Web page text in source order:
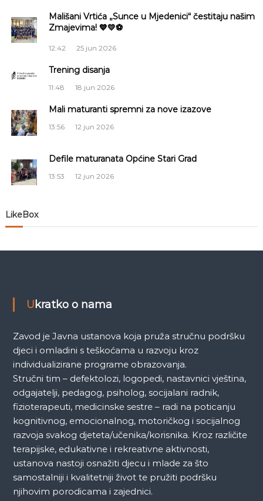
a
c
a
n
a
a
Mališani Vrtića „Sunce u Mjedenici“ čestitaju našim
Zmajevima! 💙💛⚽
12:42 25 jun 2026
Trening disanja
11:48 18 jun 2026
Mali maturanti spremni za nove izazove
13:56 12 jun 2026
Defile maturanata Općine Stari Grad
13:53 12 jun 2026
LikeBox
Ukratko o nama
Zavod je Javna ustanova koja pruža stručnu podršku
djeci i omladini s teškoćama u razvoju kroz
individualizirane programe obrazovanja.
Stručni tim – defektolozi, logopedi, nastavnici vještina,
odgajatelji, pedagog, psiholog, socijalani radnik,
fizioterapeuti, medicinske sestre – radi na poticanju
kognitivnog, emocionalnog, motoričkog i socijalnog
razvoja svakog djeteta/učenika/korisnika. Kroz različite
terapijske, edukativne i rekreativne aktivnosti,
ustanova nastoji osnažiti djecu i mlade za što
samostalniji i kvalitetniji život te pružiti podršku
njihovim porodicama i zajednici.